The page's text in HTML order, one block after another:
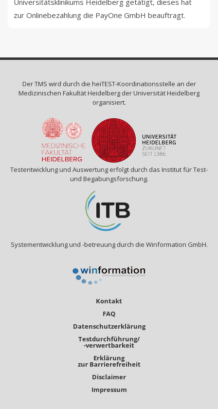
Universitätsklinikums Heidelberg getätigt, dieses hat
zur Onlinebezahlung die PayOne GmbH beauftragt.
Der TMS wird durch die heiTEST-Koordinationsstelle an der
Medizinischen Fakultät Heidelberg der Universität Heidelberg
organisiert.
Testentwicklung und Auswertung erfolgt durch das Institut für Test-
und Begabungsforschung.
Systementwicklung und -betreuung durch die Winformation GmbH.
Kontakt
FAQ
Datenschutzerklärung
Testdurchführung/
-verwertbarkeit
Erklärung
zur Barrierefreiheit
Disclaimer
Impressum